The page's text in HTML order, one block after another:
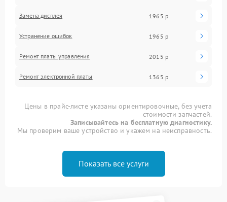
Замена дисплея 1965 р
Устранение ошибок 1965 р
Ремонт платы управления 2015 р
Ремонт электронной платы 1365 р
Цены в прайс-листе указаны ориентировочные, без учета
стоимости запчастей.
Записывайтесь на бесплатную диагностику.
Мы проверим ваше устройство и укажем на неисправность.
Показать все услуги